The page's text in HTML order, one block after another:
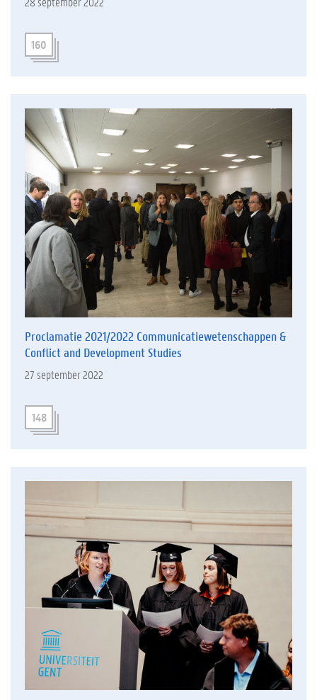
160
Proclamatie 2021/2022 Communicatiewetenschappen &
Conflict and Development Studies
27 september 2022
148